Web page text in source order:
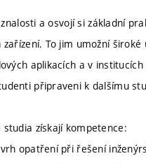
a osvojí si základní
To jim umožní
aplikacích a v
připraveni k dalšímu
získají kompetence:
opatření při řešení